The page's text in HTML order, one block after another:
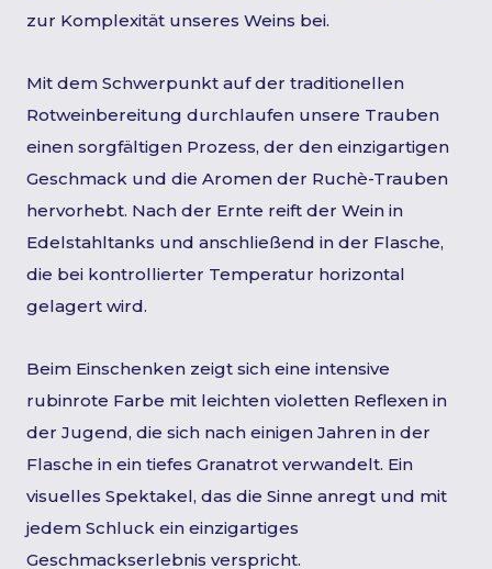
zur Komplexität unseres Weins bei.
Mit dem Schwerpunkt auf der traditionellen
Rotweinbereitung durchlaufen unsere Trauben
einen sorgfältigen Prozess, der den einzigartigen
Geschmack und die Aromen der Ruchè-Trauben
hervorhebt. Nach der Ernte reift der Wein in
Edelstahltanks und anschließend in der Flasche,
die bei kontrollierter Temperatur horizontal
gelagert wird.
Beim Einschenken zeigt sich eine intensive
rubinrote Farbe mit leichten violetten Reflexen in
der Jugend, die sich nach einigen Jahren in der
Flasche in ein tiefes Granatrot verwandelt. Ein
visuelles Spektakel, das die Sinne anregt und mit
jedem Schluck ein einzigartiges
Geschmackserlebnis verspricht.